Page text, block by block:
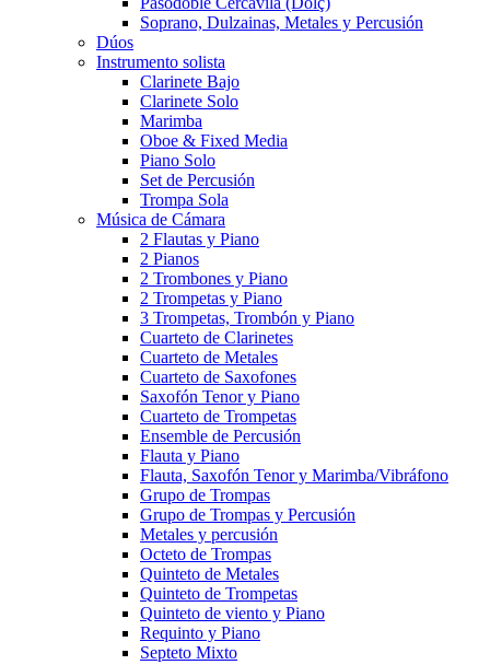
Soprano, Dulzainas, Metales y Percusión
Dúos
Instrumento solista
Clarinete Bajo
Clarinete Solo
Marimba
Oboe & Fixed Media
Piano Solo
Set de Percusión
Trompa Sola
Música de Cámara
2 Flautas y Piano
2 Pianos
2 Trombones y Piano
2 Trompetas y Piano
3 Trompetas, Trombón y Piano
Cuarteto de Clarinetes
Cuarteto de Metales
Cuarteto de Saxofones
Saxofón Tenor y Piano
Cuarteto de Trompetas
Ensemble de Percusión
Flauta y Piano
Flauta, Saxofón Tenor y Marimba/Vibráfono
Grupo de Trompas
Grupo de Trompas y Percusión
Metales y percusión
Octeto de Trompas
Quinteto de Metales
Quinteto de Trompetas
Quinteto de viento y Piano
Requinto y Piano
Septeto Mixto